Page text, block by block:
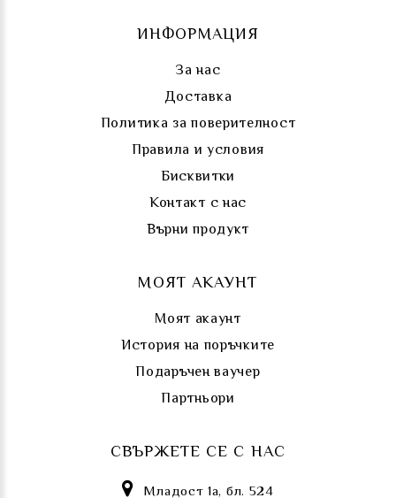
ИНФОРМАЦИЯ
За нас
Доставка
Политика за поверителност
Правила и условия
Бисквитки
Контакт с нас
Върни продукт
МОЯТ АКАУНТ
Моят акаунт
История на поръчките
Подаръчен ваучер
Партньори
СВЪРЖЕТЕ СЕ С НАС
Младост 1а, бл. 524